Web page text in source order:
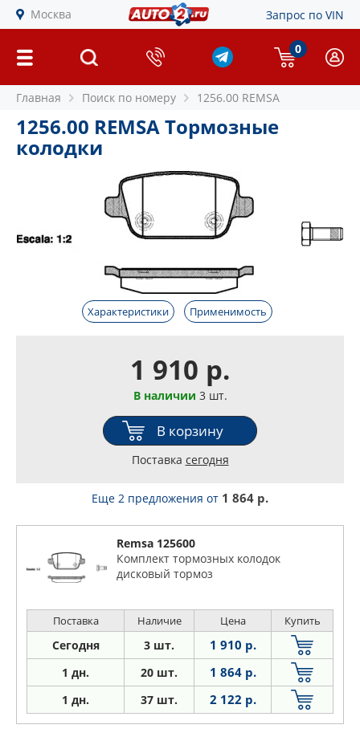
Москва Запрос по VIN
0
Главная Поиск по номеру 1256.00 REMSA
1256.00 REMSA Тормозные
колодки
Характеристики Применимость
1 910 р.
В наличии 3 шт.
В корзину
Поставка сегодня
Еще 2 предложения от 1 864 р.
Remsa 125600
Комплект тормозных колодок
дисковый тормоз
Поставка Наличие Цена Купить
Сегодня 3 шт. 1 910 р.
1 дн. 20 шт. 1 864 р.
1 дн. 37 шт. 2 122 р.